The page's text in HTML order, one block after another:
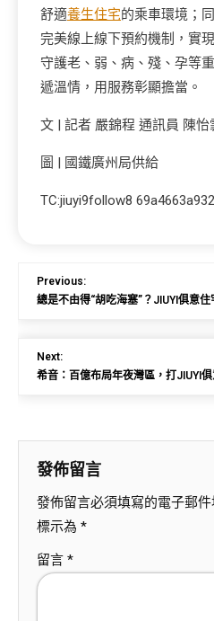
舒適養生住宅的乘車環境；
完美線上線下預約機制，實
守護老、弱、病、殘、孕等
遞溫情，用服務彰顯擔當。
文 | 記者 嚴錦程 通訊員 陳怡
圖 | 國鐵廣州局供給
TC:jiuyi9follow8
Previous:
總是不由得“胡吃海塞”？JIUYI俱意
Next:
希音：百億布局年夜灣區，打JIUYI
發佈留言
發佈留言必須填寫的電子郵件
標示為 *
留言 *